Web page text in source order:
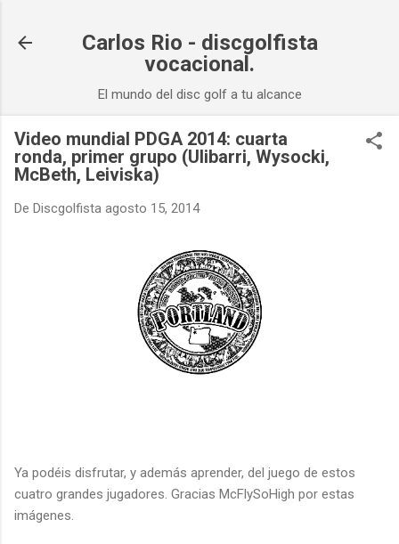
Carlos Rio - discgolfista
vocacional.
El mundo del disc golf a tu alcance
Video mundial PDGA 2014: cuarta
ronda, primer grupo (Ulibarri, Wysocki,
McBeth, Leiviska)
De Discgolfista agosto 15, 2014
Ya podéis disfrutar, y además aprender, del juego de estos
cuatro grandes jugadores. Gracias McFlySoHigh por estas
imágenes.